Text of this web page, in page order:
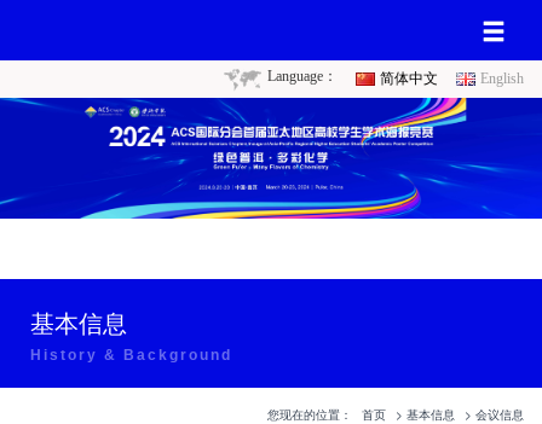
Language： 简体中文 English
基本信息
History & Background
您现在的位置： 首页 > 基本信息 > 会议信息